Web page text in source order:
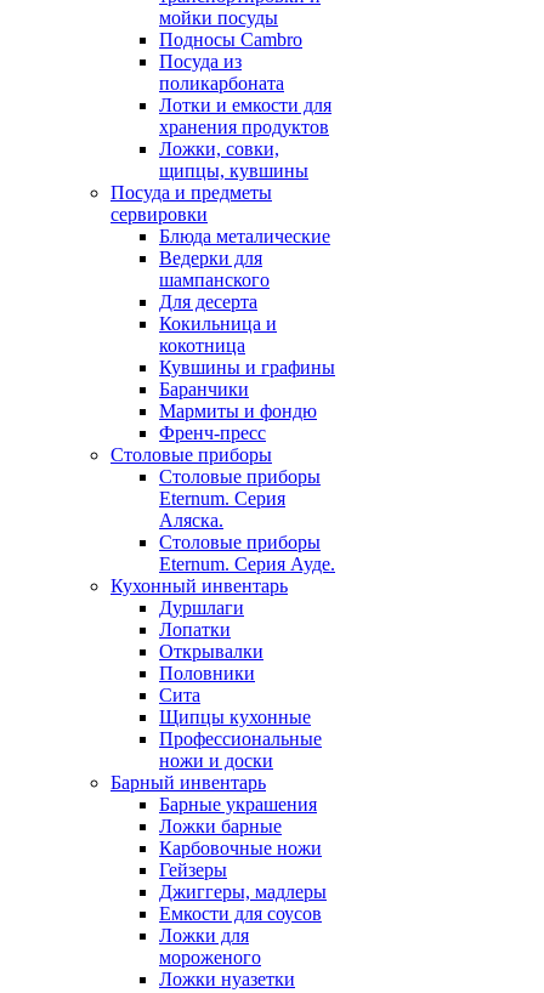
мойки посуды
Подносы Cambro
Посуда из
поликарбоната
Лотки и емкости для
хранения продуктов
Ложки, совки,
щипцы, кувшины
Посуда и предметы
сервировки
Блюда металические
Ведерки для
шампанского
Для десерта
Кокильница и
кокотница
Кувшины и графины
Баранчики
Мармиты и фондю
Френч-пресс
Столовые приборы
Столовые приборы
Eternum. Серия
Аляска.
Столовые приборы
Eternum. Серия Ауде.
Кухонный инвентарь
Дуршлаги
Лопатки
Открывалки
Половники
Сита
Щипцы кухонные
Профессиональные
ножи и доски
Барный инвентарь
Барные украшения
Ложки барные
Карбовочные ножи
Гейзеры
Джиггеры, мадлеры
Емкости для соусов
Ложки для
мороженого
Ложки нуазетки